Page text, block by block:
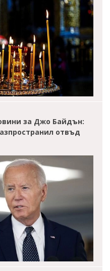
за Джо Байдън:
отвъд